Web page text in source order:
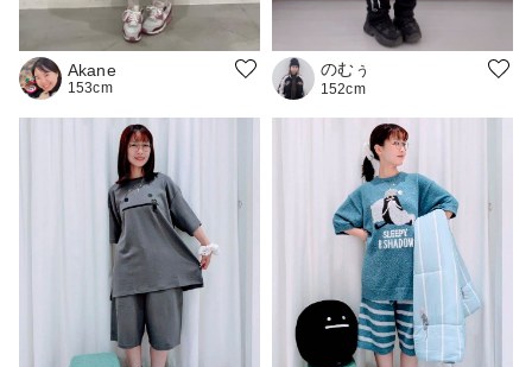
Akane
153cm
のむぅ
152cm